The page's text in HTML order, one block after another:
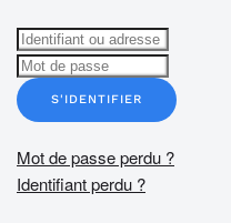
S'IDENTIFIER
Mot de passe perdu ?
Identifiant perdu ?